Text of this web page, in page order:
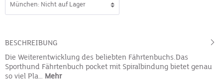
BESCHREIBUNG
Die Weiterentwicklung des beliebten Fährtenbuchs.Das
Sporthund Fährtenbuch pocket mit Spiralbindung bietet genau
so viel Pla… Mehr